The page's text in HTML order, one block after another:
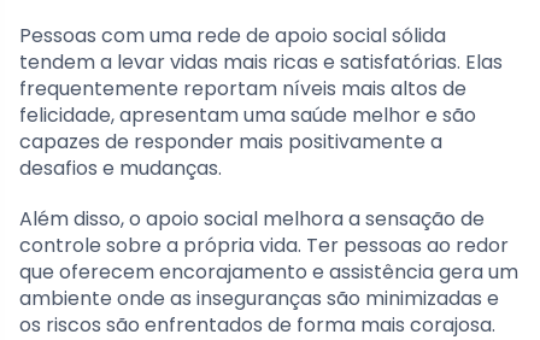
Pessoas com uma rede de apoio social sólida
tendem a levar vidas mais ricas e satisfatórias. Elas
frequentemente reportam níveis mais altos de
felicidade, apresentam uma saúde melhor e são
capazes de responder mais positivamente a
desafios e mudanças.
Além disso, o apoio social melhora a sensação de
controle sobre a própria vida. Ter pessoas ao redor
que oferecem encorajamento e assistência gera um
ambiente onde as inseguranças são minimizadas e
os riscos são enfrentados de forma mais corajosa.